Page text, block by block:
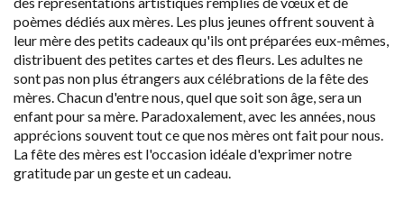
poèmes dédiés aux mères. Les plus jeunes offrent souvent à
leur mère des petits cadeaux qu'ils ont préparées eux-mêmes,
distribuent des petites cartes et des fleurs. Les adultes ne
sont pas non plus étrangers aux célébrations de la fête des
mères. Chacun d'entre nous, quel que soit son âge, sera un
enfant pour sa mère. Paradoxalement, avec les années, nous
apprécions souvent tout ce que nos mères ont fait pour nous.
La fête des mères est l'occasion idéale d'exprimer notre
gratitude par un geste et un cadeau.